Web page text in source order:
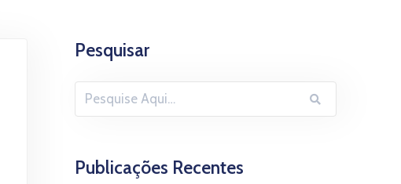
Pesquisar
Publicações Recentes